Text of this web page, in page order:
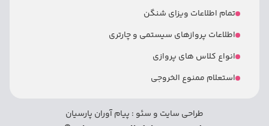
تمام اطلاعات ویزای شنگن
اطلاعات پروازهای سیستمی و چارتری
انواع کلاس های پروازی
استعلام ممنوع الخروجی
طراحی سایت و سئو : پیام آوران پارسیان